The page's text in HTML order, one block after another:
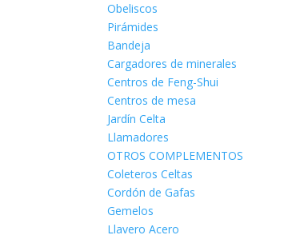
Obeliscos
Pirámides
Bandeja
Cargadores de minerales
Centros de Feng-Shui
Centros de mesa
Jardín Celta
Llamadores
OTROS COMPLEMENTOS
Coleteros Celtas
Cordón de Gafas
Gemelos
Llavero Acero